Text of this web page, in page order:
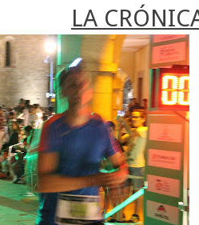
LA